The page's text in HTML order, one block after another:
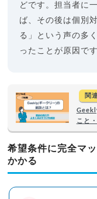
どです。担当者に
ば、その後は個別
る」という声の多
ったことが原因です
関
こと
希望条件に完全マ
かかる